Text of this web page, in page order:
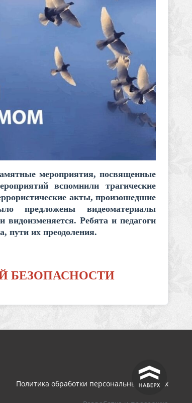
мероприятия, посвященные
вспомнили трагические
акты, произошедшие
предложены видеоматериалы
Ребята и педагоги
пути их преодоления.
БЕЗОПАСНОСТИ
^
Политика обработки персональных данных